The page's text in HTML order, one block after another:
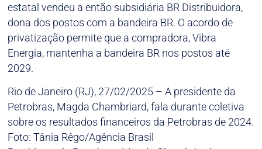
estatal vendeu a então subsidiária BR Distribuidora,
dona dos postos com a bandeira BR. O acordo de
privatização permite que a compradora, Vibra
Energia, mantenha a bandeira BR nos postos até
2029.
Rio de Janeiro (RJ), 27/02/2025 – A presidente da
Petrobras, Magda Chambriard, fala durante coletiva
sobre os resultados financeiros da Petrobras de 2024.
Foto: Tânia Rêgo/Agência Brasil